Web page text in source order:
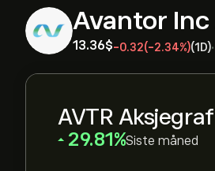
Avantor Inc
13.36‎$‎-0.32(-2.34%)(1D)•
AVTR Aksjegraf
‎29.81‎ Siste måned